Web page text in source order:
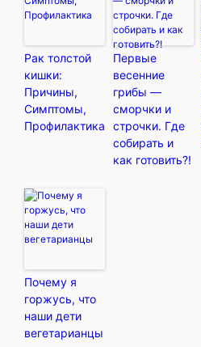
Рак толстой
кишки:
Причины,
Симптомы,
Профилактика
Первые
весенние
грибы —
сморчки и
строчки. Где
собирать и
как готовить?!
Почему я
горжусь, что
наши дети
вегетарианцы